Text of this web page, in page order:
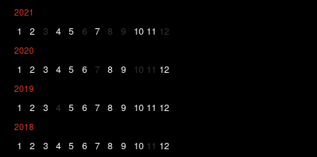
2021
1 2 3 4 5 6 7 8 9 10 11 12
2020
1 2 3 4 5 6 7 8 9 10 11 12
2019
1 2 3 4 5 6 7 8 9 10 11 12
2018
1 2 3 4 5 6 7 8 9 10 11 12